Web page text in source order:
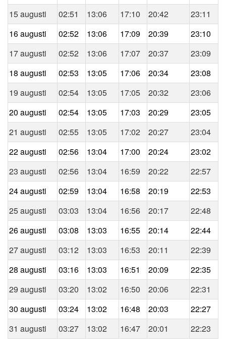
15 augusti 02:51 13:06 17:10 20:42
23:11
16 augusti
02:52 13:06 17:09 20:39
23:10
17 augusti
02:52 13:06 17:07 20:37
23:09
18 augusti
02:53 13:05 17:06 20:34
23:08
19 augusti
02:54 13:05 17:05 20:32
23:06
20 augusti
02:54 13:05 17:03 20:29
23:05
21 augusti
02:55 13:05 17:02 20:27
23:04
22 augusti
02:56 13:04 17:00 20:24
23:02
23 augusti
02:56 13:04 16:59 20:22
22:57
24 augusti
02:59 13:04 16:58 20:19
22:53
25 augusti
03:03 13:04 16:56 20:17
22:48
26 augusti
03:08 13:03 16:55 20:14
22:44
27 augusti
03:12 13:03 16:53 20:11
22:39
28 augusti
03:16 13:03 16:51 20:09
22:35
29 augusti
03:20 13:02 16:50 20:06
22:31
30 augusti
03:24 13:02 16:48 20:03
22:27
31 augusti
03:27 13:02 16:47 20:01 22:23